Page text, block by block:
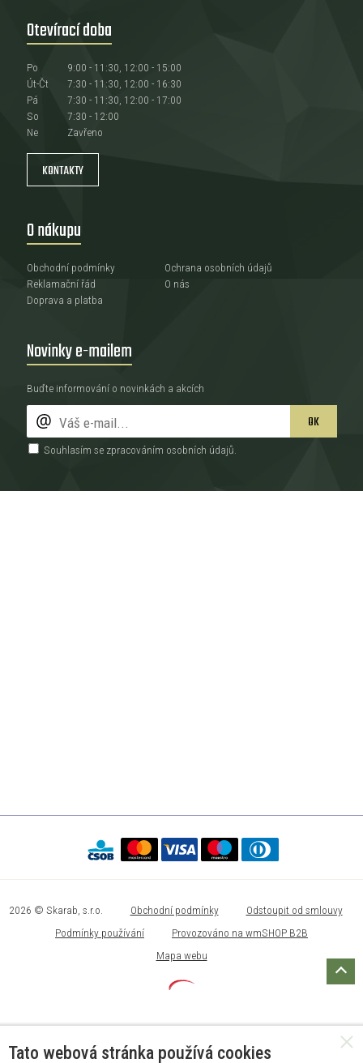
Otevírací doba
Po
9:00 - 11:30, 12:00 - 15:00
Út-Čt
7:30 - 11:30, 12:00 - 16:30
Pá
7:30 - 11:30, 12:00 - 17:00
So
7:30 - 12:00
Ne
Zavřeno
KONTAKTY
O nákupu
Obchodní podmínky
Reklamační řád
Doprava a platba
Ochrana osobních údajů
O nás
Novinky e-mailem
Buďte informování o novinkách a akcích
OK
Souhlasím se zpracováním osobních údajů.
2026 © Skarab, s.r.o. Obchodní podmínky
Odstoupit od smlouvy
Podmínky používání
Provozováno na wmSHOP B2B
Mapa webu
Tato webová stránka používá cookies